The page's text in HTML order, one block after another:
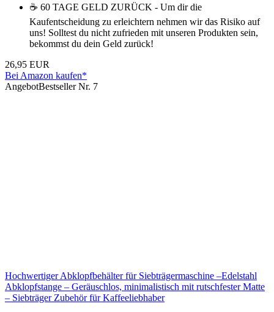
☕ 60 TAGE GELD ZURÜCK - Um dir die
Kaufentscheidung zu erleichtern nehmen wir das Risiko auf
uns! Solltest du nicht zufrieden mit unseren Produkten sein,
bekommst du dein Geld zurück!
26,95 EUR
Bei Amazon kaufen*
AngebotBestseller Nr. 7
Hochwertiger Abklopfbehälter für Siebträgermaschine –Edelstahl
Abklopfstange – Geräuschlos, minimalistisch mit rutschfester Matte
– Siebträger Zubehör für Kaffeeliebhaber